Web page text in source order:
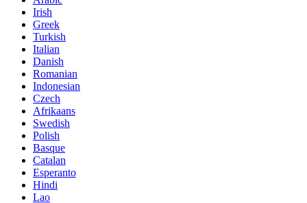
Irish
Greek
Turkish
Italian
Danish
Romanian
Indonesian
Czech
Afrikaans
Swedish
Polish
Basque
Catalan
Esperanto
Hindi
Lao